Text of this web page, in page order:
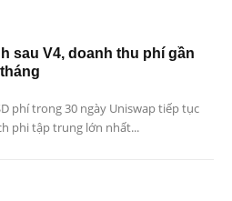
sau V4, doanh thu phí gần
phí trong 30 ngày Uniswap tiếp tục
phi tập trung lớn nhất...